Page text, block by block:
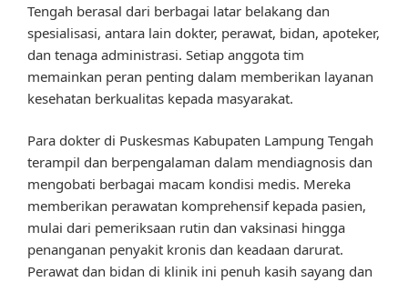
Tengah berasal dari berbagai latar belakang dan
spesialisasi, antara lain dokter, perawat, bidan, apoteker,
dan tenaga administrasi. Setiap anggota tim
memainkan peran penting dalam memberikan layanan
kesehatan berkualitas kepada masyarakat.
Para dokter di Puskesmas Kabupaten Lampung Tengah
terampil dan berpengalaman dalam mendiagnosis dan
mengobati berbagai macam kondisi medis. Mereka
memberikan perawatan komprehensif kepada pasien,
mulai dari pemeriksaan rutin dan vaksinasi hingga
penanganan penyakit kronis dan keadaan darurat.
Perawat dan bidan di klinik ini penuh kasih sayang dan